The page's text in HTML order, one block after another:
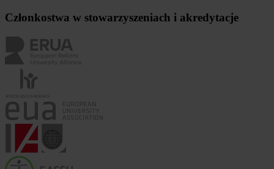
Członkostwa w stowarzyszeniach i akredytacje